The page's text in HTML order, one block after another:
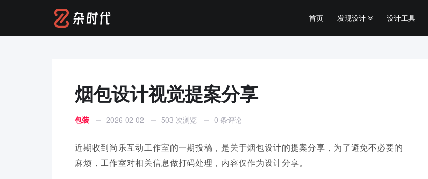
首页 发现设计 设计工具
烟包设计视觉提案分享
包装 2026-02-02 503 次浏览 0 条评论
近期收到尚乐互动工作室的一期投稿，是关于烟包设计的提案分享，为了避免不必要的
麻烦，工作室对相关信息做打码处理，内容仅作为设计分享。